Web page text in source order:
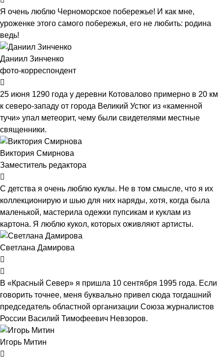
Я очень люблю Черноморское побережье! И как мне,
уроженке этого самого побережья, его не любить: родина
ведь!
Даниил Зинченко
фото-корреспондент
25 июня 1290 года у деревни Котовалово примерно в 20 км
к северо-западу от города Великий Устюг из «каменной
тучи» упал метеорит, чему были свидетелями местные
священники.
Виктория Смирнова
Заместитель редактора
С детства я очень люблю куклы. Не в том смысле, что я их
коллекционирую и шью для них наряды, хотя, когда была
маленькой, мастерила одежки пупсикам и куклам из
картона. Я люблю кукол, которых оживляют артисты.
Светлана Дамирова
В «Красный Север» я пришла 10 сентября 1995 года. Если
говорить точнее, меня буквально привел сюда тогдашний
председатель областной организации Союза журналистов
России Василий Тимофеевич Невзоров.
Игорь Митин